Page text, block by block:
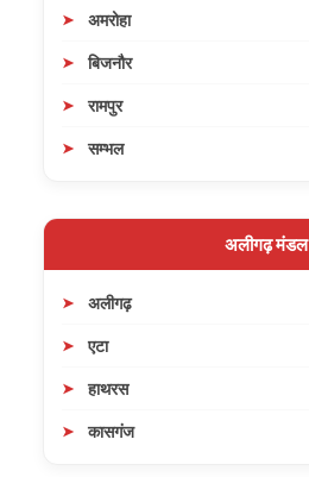
अमरोहा
बिजनौर
रामपुर
सम्भल
अलीगढ़ मंडल
अलीगढ़
एटा
हाथरस
कासगंज